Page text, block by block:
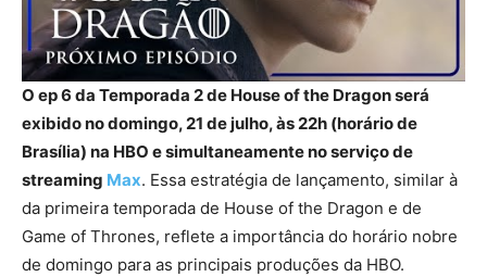
O ep 6 da Temporada 2 de House of the Dragon será
exibido no domingo, 21 de julho, às 22h (horário de
Brasília) na HBO e simultaneamente no serviço de
streaming Max. Essa estratégia de lançamento, similar à
da primeira temporada de House of the Dragon e de
Game of Thrones, reflete a importância do horário nobre
de domingo para as principais produções da HBO.